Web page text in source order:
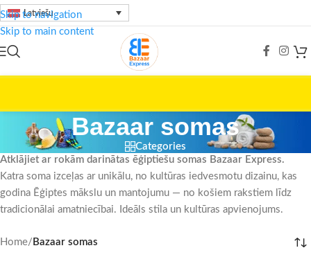
Skip to navigation
Skip to main content
Latviešu
Bazaar somas
Categories
Atklājiet ar rokām darinātas ēģiptiešu somas Bazaar Express.
Katra soma izceļas ar unikālu, no kultūras iedvesmotu dizainu, kas
godina Ēģiptes mākslu un mantojumu — no košiem rakstiem līdz
tradicionālai amatniecībai. Ideāls stila un kultūras apvienojums.
Home/ Bazaar somas